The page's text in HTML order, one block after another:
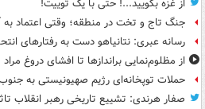
از غزه بگویید...! حتی با یک توییت!
جنگ تاج و تخت در منطقه؛ وقتی اعتماد به
رسانه عبری: نتانیاهو دست به رفتارهای
از مظلوم‌نمایی براندازها تا افشای دروغ
حملات توپخانه‌ای رژیم صهیونیستی به
صفار هرندی: تشییع تاریخی رهبر انقلاب